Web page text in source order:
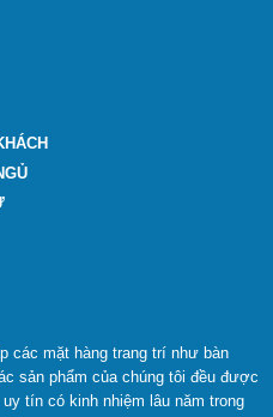
các mặt hàng trang trí như bàn
sản phẩm của chúng tôi đều được
tín có kinh nhiệm lâu năm trong